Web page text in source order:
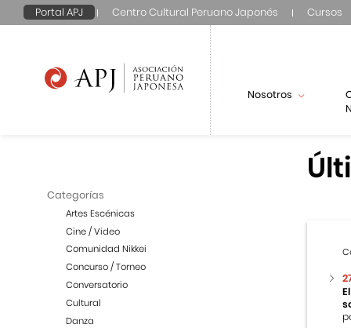
Portal APJ Centro Cultural Peruano Japonés Cursos
Nosotros
Categorías
Artes Escénicas
Cine / Video
Comunidad Nikkei
Concurso / Torneo
Conversatorio
Cultural
Danza